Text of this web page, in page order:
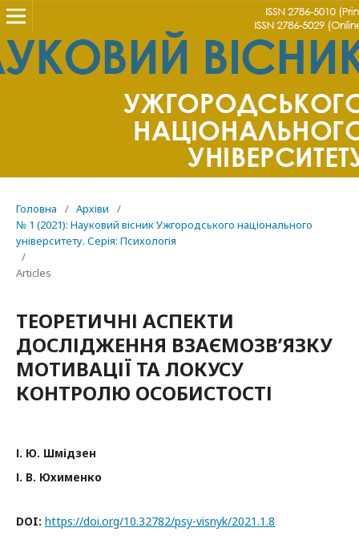
Головна / Архіви
/
№ 1 (2021): Науковий вісник Ужгородського національного
університету. Серія: Психологія
/
Articles
ТЕОРЕТИЧНІ АСПЕКТИ
ДОСЛІДЖЕННЯ ВЗАЄМОЗВ’ЯЗКУ
МОТИВАЦІЇ ТА ЛОКУСУ
КОНТРОЛЮ ОСОБИСТОСТІ
І. Ю. Шмідзен
І. В. Юхименко
DOI: https://doi.org/10.32782/psy-visnyk/2021.1.8